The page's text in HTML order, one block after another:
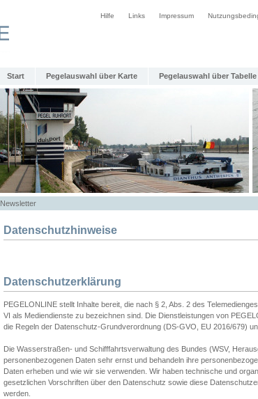
Hilfe Links Impressum
Start Pegelauswahl über Karte Pegelauswahl über Tabelle
Newsletter
Datenschutzhinweise
Datenschutzerklärung
PEGELONLINE stellt Inhalte bereit, die nach § 2, Abs. 2 des
VI als Mediendienste zu bezeichnen sind. Die Dienstleistungen von
die Regeln der Datenschutz-Grundverordnung (DS-GVO, EU 2016/679)
Die Wasserstraßen- und Schifffahrtsverwaltung des Bundes (WSV,
personenbezogenen Daten sehr ernst und behandeln ihre
Daten erheben und wie wir sie verwenden. Wir haben technische und
gesetzlichen Vorschriften über den Datenschutz sowie diese
werden.